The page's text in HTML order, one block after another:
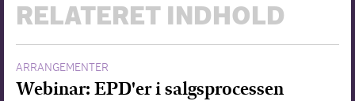
RELATERET INDHOLD
ARRANGEMENTER
Webinar: EPD'er i salgsprocessen